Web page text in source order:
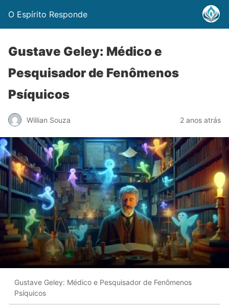
O Espírito Responde
Gustave Geley: Médico e
Pesquisador de Fenômenos
Psíquicos
Willian Souza 2 anos atrás
Gustave Geley: Médico e Pesquisador de Fenômenos
Psíquicos